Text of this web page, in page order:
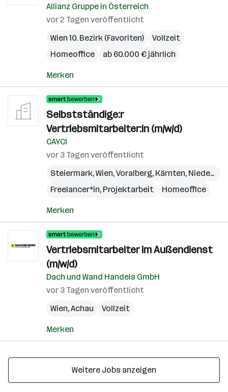
Allianz Gruppe in Österreich
vor 2 Tagen veröffentlicht
Wien 10. Bezirk (Favoriten)
Vollzeit
Homeoffice
ab 60.000 € jährlich
Merken
Selbstständige:r
Vertriebsmitarbeiter:in (m/w/d)
CAYCI
vor 3 Tagen veröffentlicht
Steiermark,Wien,Voralberg, Kärnten, Niederösterreich
Freelancer*in, Projektarbeit
Homeoffice
Merken
Vertriebsmitarbeiter im Außendienst
(m/w/d)
Dach und Wand Handels GmbH
vor 3 Tagen veröffentlicht
Wien,Achau Vollzeit
Merken
Weitere Jobs anzeigen